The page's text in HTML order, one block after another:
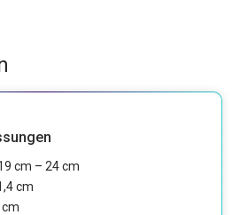
cm – 24 cm
cm
cm